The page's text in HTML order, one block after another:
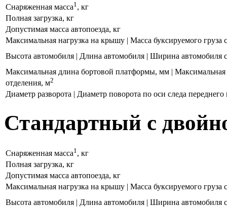
Снаряженная масса1, кг
Полная загрузка, кг
Допустимая масса автопоезда, кг
Максимальная нагрузка на крышу | Масса буксируемого груза
Высота автомобиля | Длина автомобиля | Ширина
Максимальная длина бортовой платформы, мм |
отделения, м2
Диаметр разворота | Диаметр поворота по оси следа
Стандартный с
Снаряженная масса1 , кг
Полная загрузка, кг
Допустимая масса автопоезда, кг
Максимальная нагрузка на крышу | Масса буксируемого груза
Высота автомобиля | Длина автомобиля | Ширина